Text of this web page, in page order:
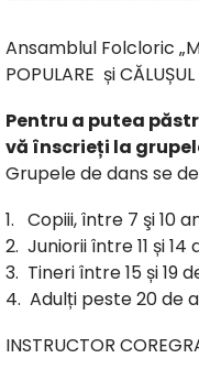
Ansamblul Folcloric
POPULARE și
Pentru a putea
vă înscrieți la
Grupele de dans se
1. Copiii, între 7 şi 10
2. Juniorii între 11 și 14
3. Tineri între 15 și 19
4. Adulți peste 20 de
INSTRUCTOR